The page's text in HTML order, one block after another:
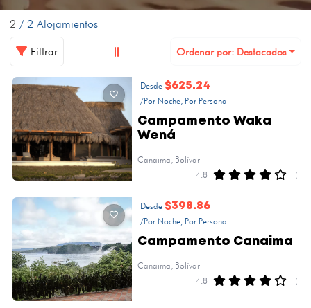
2 / 2 Alojamientos
Filtrar Ordenar por: Destacados
Desde $625.24
/Por Noche, Por Persona
Campamento Waka
Wená
Canaima, Bolívar
4.8
(1)
Desde $398.86
/Por Noche, Por Persona
Campamento Canaima
Canaima, Bolívar
4.8
(1)